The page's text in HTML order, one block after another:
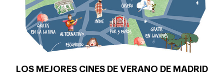
LOS MEJORES CINES DE VERANO DE MADRID